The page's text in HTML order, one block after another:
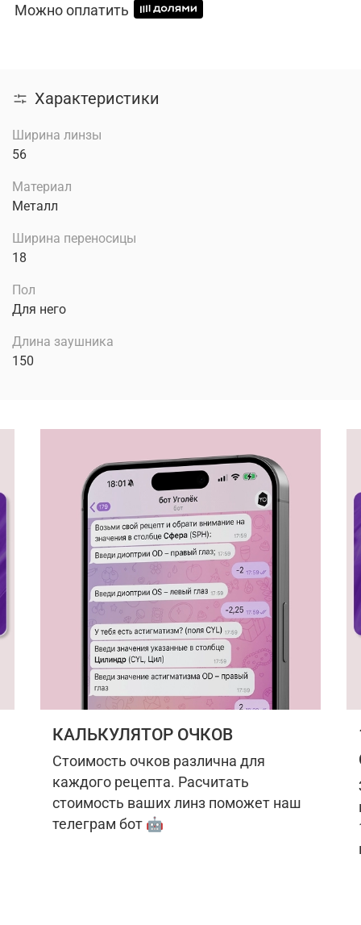
Можно оплатить
Характеристики
Ширина линзы
56
Материал
Металл
Ширина переносицы
18
Пол
Для него
Длина заушника
150
КАЛЬКУЛЯТОР ОЧКОВ
Стоимость очков различна для
каждого рецепта. Расчитать
стоимость ваших линз поможет наш
телеграм бот 🤖